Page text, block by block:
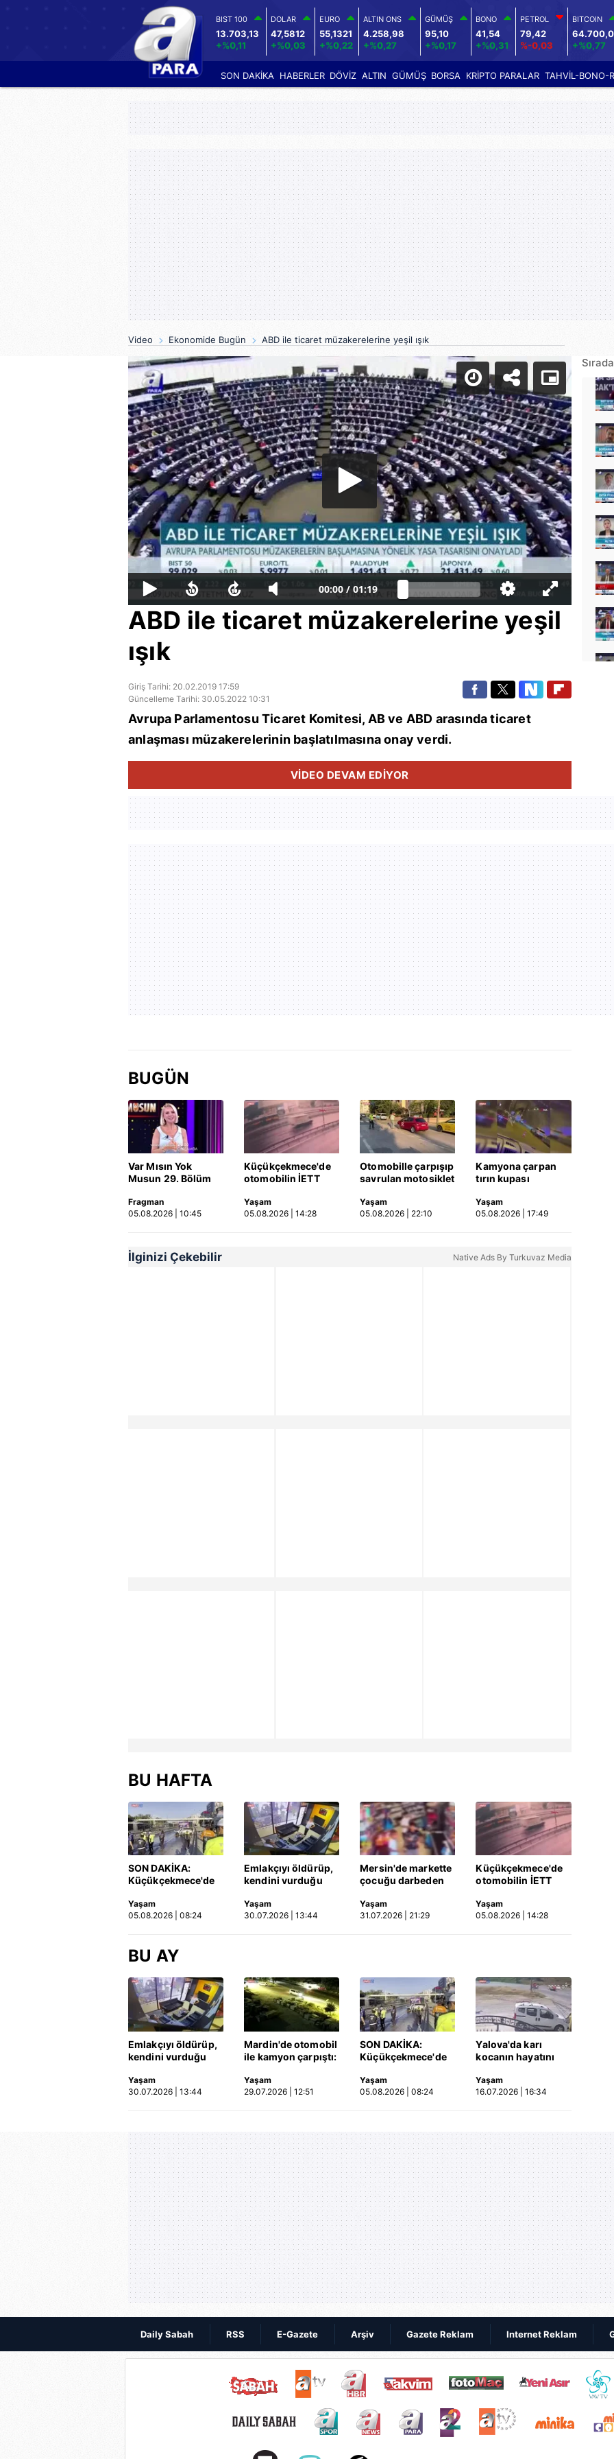
BIST 100
13.703,13
+%0,11
DOLAR
47,5812
+%0,03
EURO
55,1321
+%0,22
ALTIN ONS
4.258,98
+%0,27
GÜMÜŞ
95,10
+%0,17
BONO
41,54
+%0,31
PETROL
79,42
%-0,03
BITCOIN
+%0,77
SON DAKİKA HABERLER DÖVİZ ALTIN GÜMÜŞ BORSA KRİPTO PARALAR TAHVİL-BONO-
Video Ekonomide Bugün ABD ile ticaret müzakerelerine yeşil ışık
00:00 / 01:19
ABD ile ticaret müzakerelerine yeşil
ışık
Giriş Tarihi: 20.02.2019 17:59
Güncelleme Tarihi: 30.05.2022 10:31
Avrupa Parlamentosu Ticaret Komitesi, AB ve ABD arasında ticaret
anlaşması müzakerelerinin başlatılmasına onay verdi.
VİDEO DEVAM EDİYOR
BUGÜN
Var Mısın Yok
Musun 29. Bölüm
yayınlandı | Video
Fragman
05.08.2026 | 10:45
Küçükçekmece'de
otomobilin İETT
kaza kamerada |
Video
Yaşam
05.08.2026 | 14:28
Otomobille çarpışıp
savrulan motosiklet
çarptı: 2 yaralı
Yaşam
05.08.2026 | 22:10
Kamyona çarpan
tırın kupası
ağır yaralı
Yaşam
05.08.2026 | 17:49
İlginizi Çekebilir Native Ads By Turkuvaz Media
BU HAFTA
SON DAKİKA:
Küçükçekmece'de
Otomobil, İETT
otobüsüne çarptı: 3
Yaşam
05.08.2026 | 08:24
Emlakçıyı öldürüp,
kendini vurduğu
ortaya çıktı | Video
Yaşam
30.07.2026 | 13:44
Mersin'de markette
çocuğu darbeden
Yaşam
31.07.2026 | 21:29
Küçükçekmece'de
otomobilin İETT
kaza kamerada |
Video
Yaşam
05.08.2026 | 14:28
BU AY
Emlakçıyı öldürüp,
kendini vurduğu
ortaya çıktı | Video
Yaşam
30.07.2026 | 13:44
Mardin'de otomobil
ile kamyon çarpıştı:
hayatını kaybetti!
Kaza anı kamerada
Yaşam
29.07.2026 | 12:51
SON DAKİKA:
Küçükçekmece'de
Otomobil, İETT
otobüsüne çarptı: 3
Yaşam
05.08.2026 | 08:24
Yalova'da karı
kocanın hayatını
motosiklet kazası
saniye saniye
Yaşam
16.07.2026 | 16:34
Daily Sabah RSS E-Gazete Arşiv Gazete Reklam Internet Reklam